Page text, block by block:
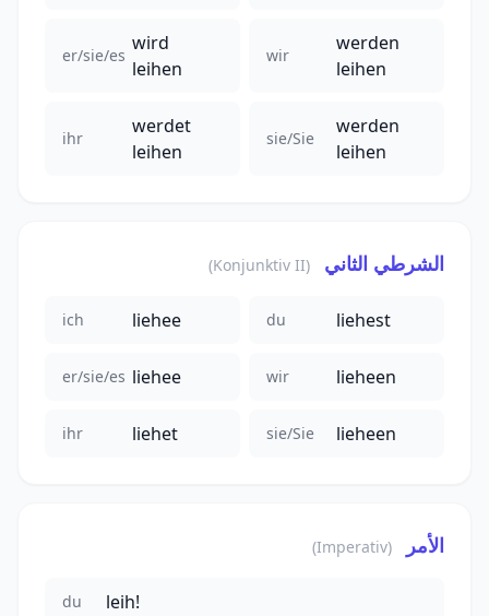
er/sie/es
wird
leihen
wir
werden
leihen
ihr
werdet
leihen
sie/Sie
werden
leihen
الشرطي الثاني (Konjunktiv II)
ich liehee du liehest
er/sie/es liehee wir lieheen
ihr liehet sie/Sie lieheen
الأمر (Imperativ)
du leih!